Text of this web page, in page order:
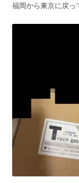
福岡から東京に戻っ